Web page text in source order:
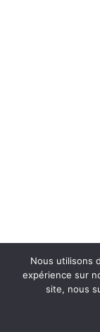
Nous utilisons
expérience sur
site, nous